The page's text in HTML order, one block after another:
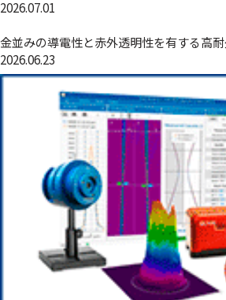
2026.07.01
金並みの導電性と赤外透明性を有する高
2026.06.23